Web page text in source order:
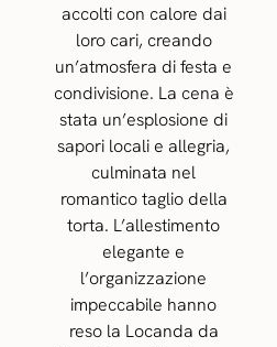
accolti con calore dai
loro cari, creando
un’atmosfera di festa e
condivisione. La cena è
stata un’esplosione di
sapori locali e allegria,
culminata nel
romantico taglio della
torta. L’allestimento
elegante e
l’organizzazione
impeccabile hanno
reso la Locanda da